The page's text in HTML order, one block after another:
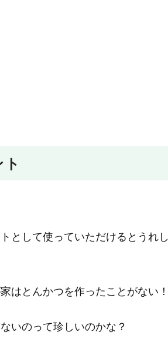
として使っていただけるとうれし
はとんかつを作ったことがない！
いのって珍しいのかな？